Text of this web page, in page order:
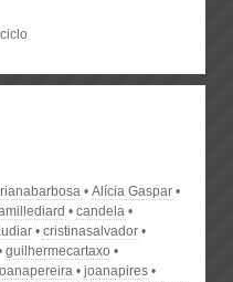
Alícia Gaspar
candela
cristinasalvador
guilhermecartaxo
joanapires